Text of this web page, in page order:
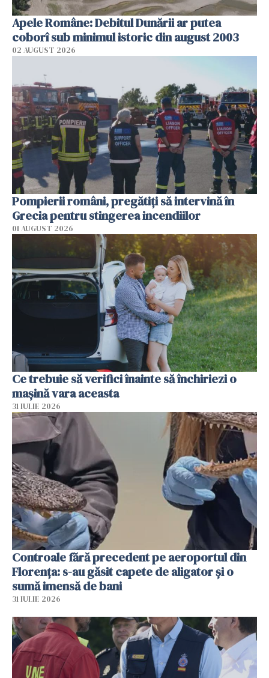
Apele Române: Debitul Dunării ar putea
coborî sub minimul istoric din august 2003
02 AUGUST 2026
Pompierii români, pregătiţi să intervină în
Grecia pentru stingerea incendiilor
01 AUGUST 2026
Ce trebuie să verifici înainte să închiriezi o
mașină vara aceasta
31 IULIE 2026
Controale fără precedent pe aeroportul din
Florența: s-au găsit capete de aligator și o
sumă imensă de bani
31 IULIE 2026